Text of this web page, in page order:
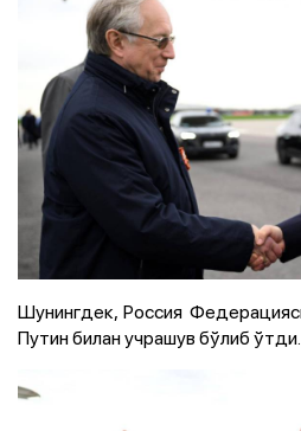
Шунингдек, Россия
Путин билан учрашув бўлиб ўтди.